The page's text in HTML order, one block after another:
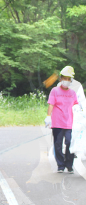
部会
を育むまちづくり